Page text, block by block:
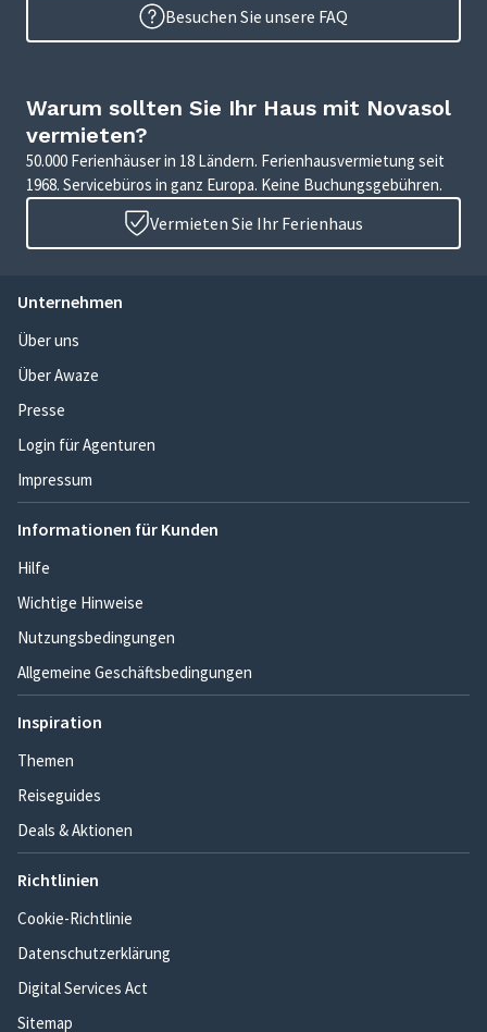
Besuchen Sie unsere FAQ
Warum sollten Sie Ihr Haus mit Novasol
vermieten?
50.000 Ferienhäuser in 18 Ländern. Ferienhausvermietung seit
1968. Servicebüros in ganz Europa. Keine Buchungsgebühren.
Vermieten Sie Ihr Ferienhaus
Unternehmen
Über uns
Über Awaze
Presse
Login für Agenturen
Impressum
Informationen für Kunden
Hilfe
Wichtige Hinweise
Nutzungsbedingungen
Allgemeine Geschäftsbedingungen
Inspiration
Themen
Reiseguides
Deals & Aktionen
Richtlinien
Cookie-Richtlinie
Datenschutzerklärung
Digital Services Act
Sitemap